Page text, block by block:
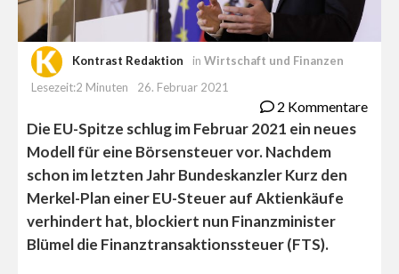
Kontrast Redaktion in Wirtschaft und Finanzen
Lesezeit:2 Minuten
26. Februar 2021
2 Kommentare
Die EU-Spitze schlug im Februar 2021 ein neues
Modell für eine Börsensteuer vor. Nachdem
schon im letzten Jahr Bundeskanzler Kurz den
Merkel-Plan einer EU-Steuer auf Aktienkäufe
verhindert hat, blockiert nun Finanzminister
Blümel die Finanztransaktionssteuer (FTS).